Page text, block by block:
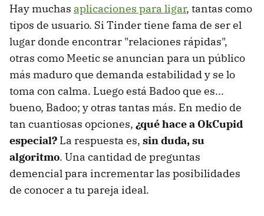
Hay muchas aplicaciones para ligar, tantas como
tipos de usuario. Si Tinder tiene fama de ser el
lugar donde encontrar "relaciones rápidas",
otras como Meetic se anuncian para un público
más maduro que demanda estabilidad y se lo
toma con calma. Luego está Badoo que es...
bueno, Badoo; y otras tantas más. En medio de
tan cuantiosas opciones, ¿qué hace a OkCupid
especial? La respuesta es, sin duda, su
algoritmo. Una cantidad de preguntas
demencial para incrementar las posibilidades
de conocer a tu pareja ideal.